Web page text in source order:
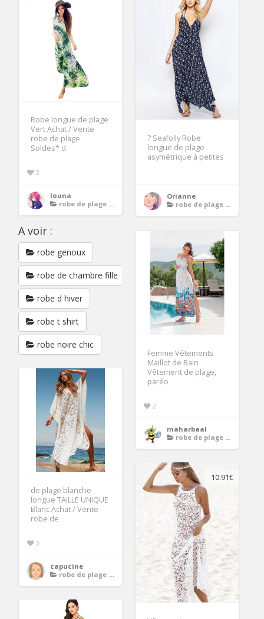
? Seafolly Robe
longue de plage
asymétrique à petites
Orianne
robe de plage longue
Robe longue de plage
Vert Achat / Vente
robe de plage
Soldes* d
2
louna
robe de plage longue
A voir :
robe genoux
robe de chambre fille
robe d hiver
robe t shirt
robe noire chic
Femme Vêtements
Maillot de Bain
Vêtement de plage,
paréo
2
maharbaal
robe de plage longue
de plage blanche
longue TAILLE UNIQUE
Blanc Achat / Vente
robe de
3
capucine
robe de plage longue
10.91€